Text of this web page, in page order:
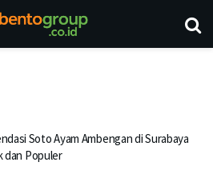
Soto Ayam Ambengan di Surabaya
dan Populer